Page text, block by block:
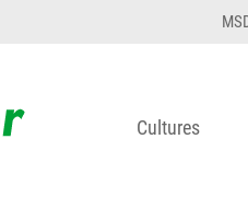
Cultures
// Dosierungen: test